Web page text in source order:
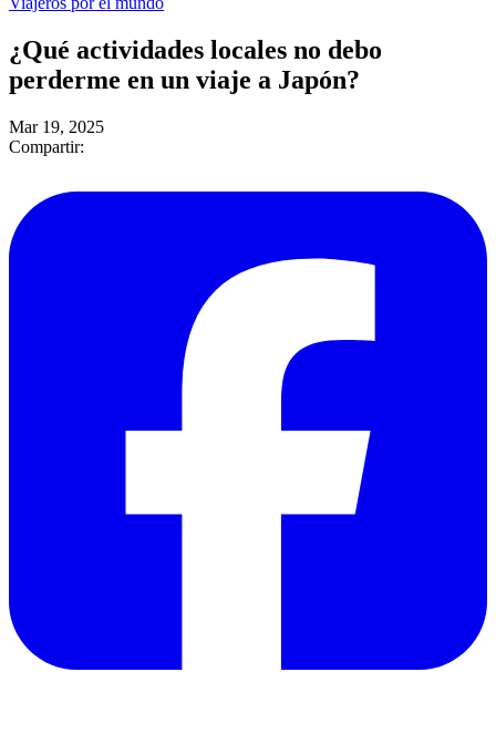
¿Qué actividades locales no debo
perderme en un viaje a Japón?
Mar 19, 2025
Compartir: